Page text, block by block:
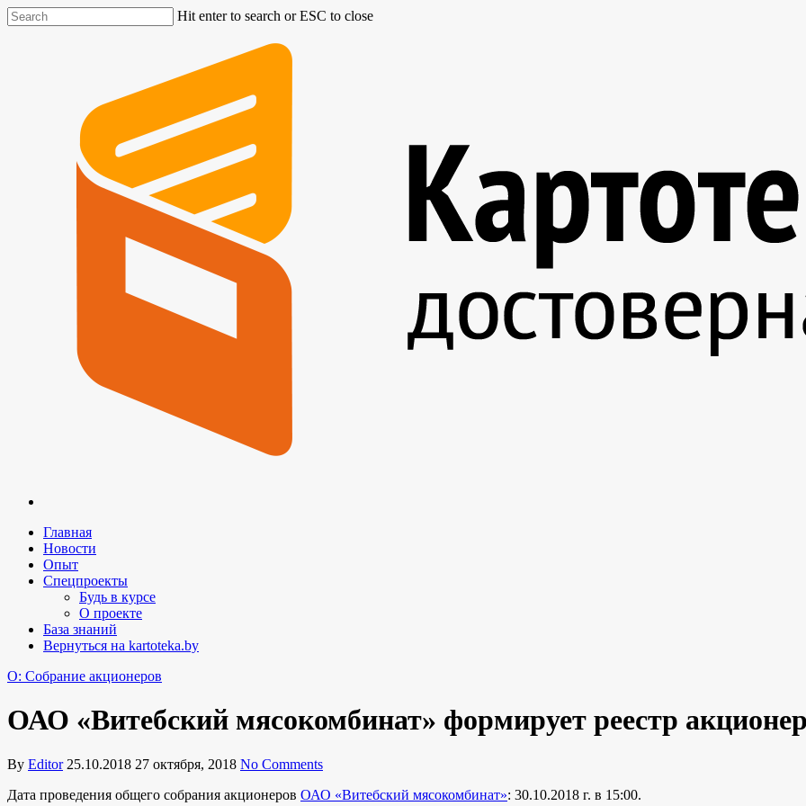
Hit enter to search or ESC to close
Главная
Новости
Опыт
Спецпроекты
Будь в курсе
О проекте
База знаний
Вернуться на kartoteka.by
O: Собрание акционеров
ОАО «Витебский мясокомбинат» формирует реестр
By Editor 25.10.2018 27 октября, 2018 No Comments
Дата проведения общего собрания акционеров ОАО «Витебский мясокомбинат»: 30.10.2018 г. в 15:00.